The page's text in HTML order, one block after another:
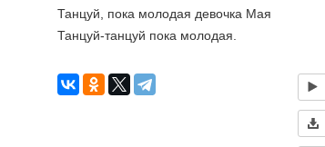
Танцуй, пока молодая девочка Мая
Танцуй-танцуй пока молодая.